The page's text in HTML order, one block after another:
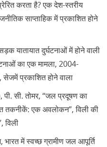
करता है? एक देश-स्तरीय
साप्ताहिक में प्रकाशित होने
यातायात दुर्घटनाओं में होने वाली
का एक मामला, 2004-
प्रकाशित होने वाला
पी. सी. तोमर, “जल प्रदूषण का
तकनीकें: एक अवलोकन”, विली की
विली
में स्वच्छ ग्रामीण जल आपूर्ति